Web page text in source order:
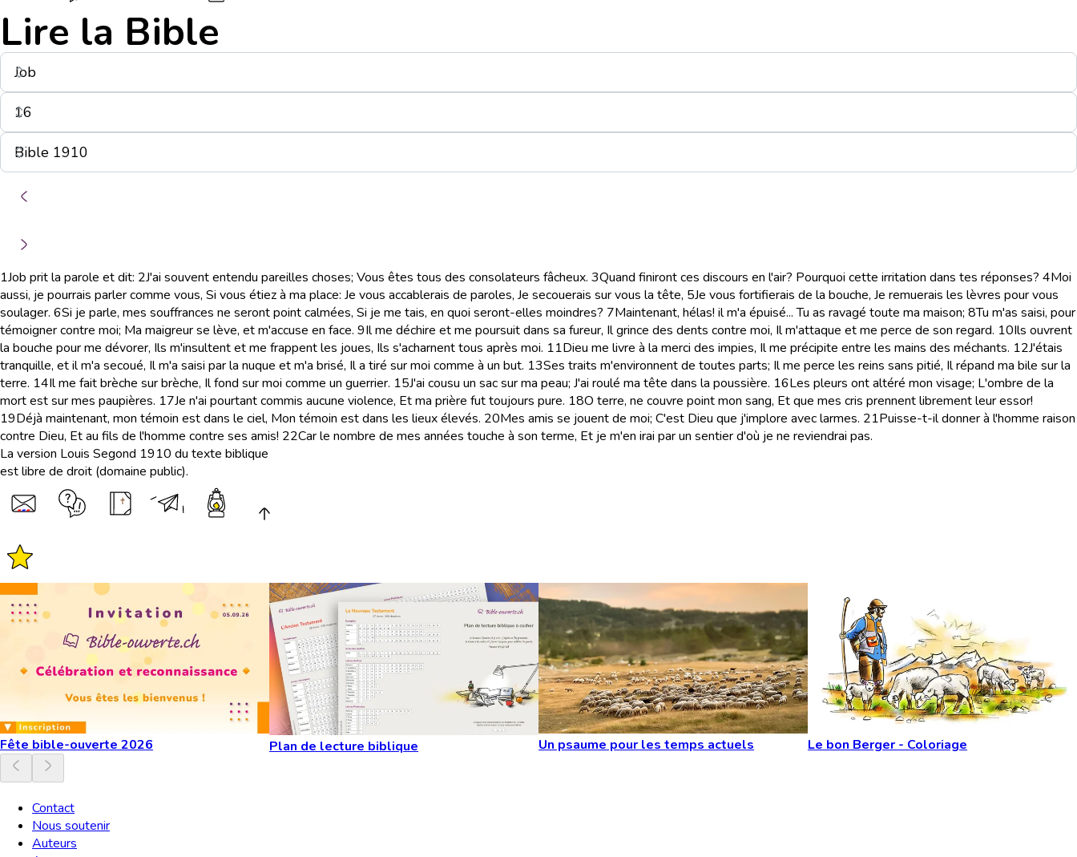
Lire la Bible
1Job prit la parole et dit: 2J'ai souvent entendu pareilles choses; Vous êtes tous des consolateurs fâcheux. 3Quand finiront ces discours en l'air? Pourquoi cette irritation dans tes réponses? 4Moi
aussi, je pourrais parler comme vous, Si vous étiez à ma place: Je vous accablerais de paroles, Je secouerais sur vous la tête, 5Je vous fortifierais de la bouche, Je remuerais les lèvres pour vous
soulager. 6Si je parle, mes souffrances ne seront point calmées, Si je me tais, en quoi seront-elles moindres? 7Maintenant, hélas! il m'a épuisé... Tu as ravagé toute ma maison; 8Tu m'as saisi, pour
témoigner contre moi; Ma maigreur se lève, et m'accuse en face. 9Il me déchire et me poursuit dans sa fureur, Il grince des dents contre moi, Il m'attaque et me perce de son regard. 10Ils ouvrent
la bouche pour me dévorer, Ils m'insultent et me frappent les joues, Ils s'acharnent tous après moi. 11Dieu me livre à la merci des impies, Il me précipite entre les mains des méchants. 12J'étais
tranquille, et il m'a secoué, Il m'a saisi par la nuque et m'a brisé, Il a tiré sur moi comme à un but. 13Ses traits m'environnent de toutes parts; Il me perce les reins sans pitié, Il répand ma bile sur la
terre. 14Il me fait brèche sur brèche, Il fond sur moi comme un guerrier. 15J'ai cousu un sac sur ma peau; J'ai roulé ma tête dans la poussière. 16Les pleurs ont altéré mon visage; L'ombre de la
mort est sur mes paupières. 17Je n'ai pourtant commis aucune violence, Et ma prière fut toujours pure. 18O terre, ne couvre point mon sang, Et que mes cris prennent librement leur essor!
19Déjà maintenant, mon témoin est dans le ciel, Mon témoin est dans les lieux élevés. 20Mes amis se jouent de moi; C'est Dieu que j'implore avec larmes. 21Puisse-t-il donner à l'homme raison
contre Dieu, Et au fils de l'homme contre ses amis! 22Car le nombre de mes années touche à son terme, Et je m'en irai par un sentier d'où je ne reviendrai pas.
La version Louis Segond 1910 du texte biblique
est libre de droit (domaine public).
Fête bible-ouverte 2026 Plan de lecture biblique Un psaume pour les temps actuels Le bon Berger - Coloriage
Contact
Nous soutenir
Auteurs